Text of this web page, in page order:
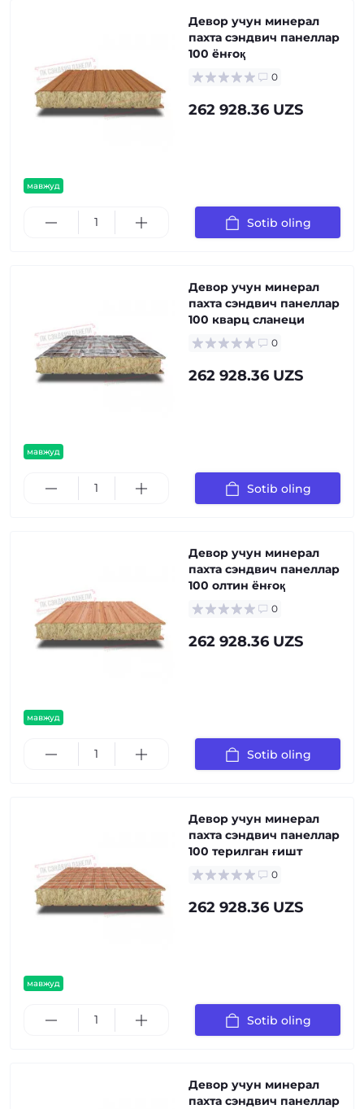
мавжуд
Девор учун минерал
пахта сэндвич панеллар
100 ёнғоқ
0
262 928.36 UZS
Sotib oling
мавжуд
Девор учун минерал
пахта сэндвич панеллар
100 кварц сланеци
0
262 928.36 UZS
Sotib oling
мавжуд
Девор учун минерал
пахта сэндвич панеллар
100 олтин ёнғоқ
0
262 928.36 UZS
Sotib oling
мавжуд
Девор учун минерал
пахта сэндвич панеллар
100 терилган ғишт
0
262 928.36 UZS
Sotib oling
Девор учун минерал
пахта сэндвич панеллар